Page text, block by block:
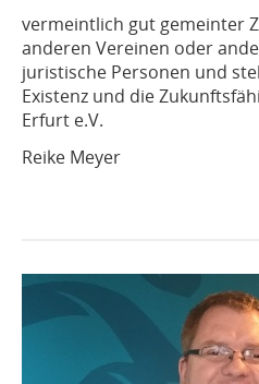
vermeintlich gut gemeinter
anderen Vereinen oder
juristische Personen und
Existenz und die
Erfurt e.V.
Reike Meyer